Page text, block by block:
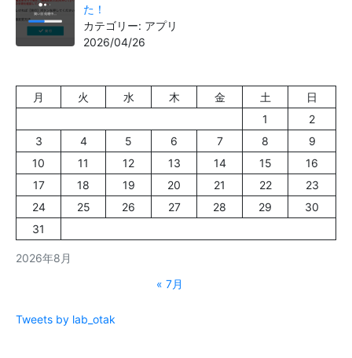
た！
カテゴリー: アプリ
2026/04/26
2026年8月
月 火 水 木 金 土
日
1
2
3
4 5 6 7 8
9
10
11 12 13 14 15
16
17
18 19 20 21 22
23
24
25 26 27 28 29
30
31
« 7月
Tweets by lab_otak